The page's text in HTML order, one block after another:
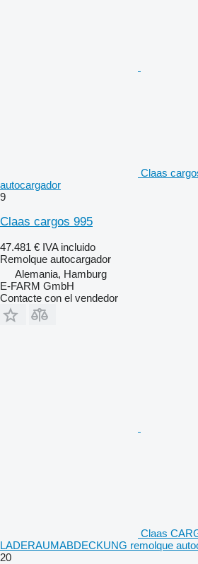
Claas
autocargador
9
Claas cargos 995
47.481 € IVA incluido
Remolque autocargador
Alemania, Hamburg
E-FARM GmbH
Contacte con el vendedor
Claas
LADERAUMABDECKUNG remolque
20